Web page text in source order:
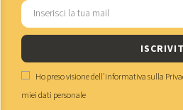
Ho preso visione dell'informativa sulla
miei dati personale